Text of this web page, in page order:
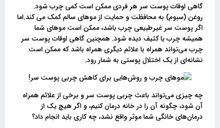
گاهی اوقات پوست سر هر فردی ممکن است کمی چرب شود.
روغن (سبوم) به محافظت و حمایت از موهای سالم کمک می کند.اما
اگر پوست سر غیرطبیعی چرب باشد، ممکن است موهای شما
همیشه چرب یا کثیف دیده شود. همچنین گاهی اوقات پوست سر
چرب می‌تواند همراه با علائم دیگری همراه باشد که ممکن است
نشانه‌ای از یک اختلال پوستی به شمار رود.
چه چیزی می‌تواند باعث چربی پوست سر و برخی از علائم همراه
آن شود، چگونه آن را در خانه درمان کنیم، و اگر هیچ یک از
درمان‌های خانگی شما موثر واقع نشد، چه کاری باید انجام داد؟